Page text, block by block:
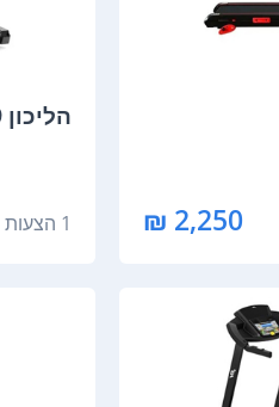
2,250 ₪
הליכון Vo2 ZOOM49
1 הצעות